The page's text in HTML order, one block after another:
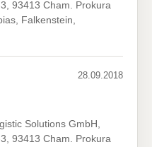
93413 Cham. Prokura
Falkenstein,
28.09.2018
Solutions GmbH,
93413 Cham. Prokura